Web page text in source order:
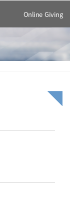
Online Giving